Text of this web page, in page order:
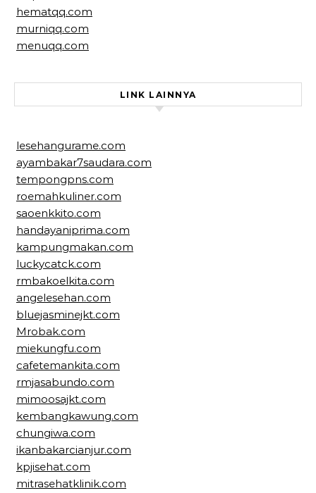
hematqq.com
murniqq.com
menuqq.com
LINK LAINNYA
lesehangurame.com
ayambakar7saudara.com
tempongpns.com
roemahkuliner.com
saoenkkito.com
handayaniprima.com
kampungmakan.com
luckycatck.com
rmbakoelkita.com
angelesehan.com
bluejasminejkt.com
Mrobak.com
miekungfu.com
cafetemankita.com
rmjasabundo.com
mimoosajkt.com
kembangkawung.com
chungiwa.com
ikanbakarcianjur.com
kpjisehat.com
mitrasehatklinik.com